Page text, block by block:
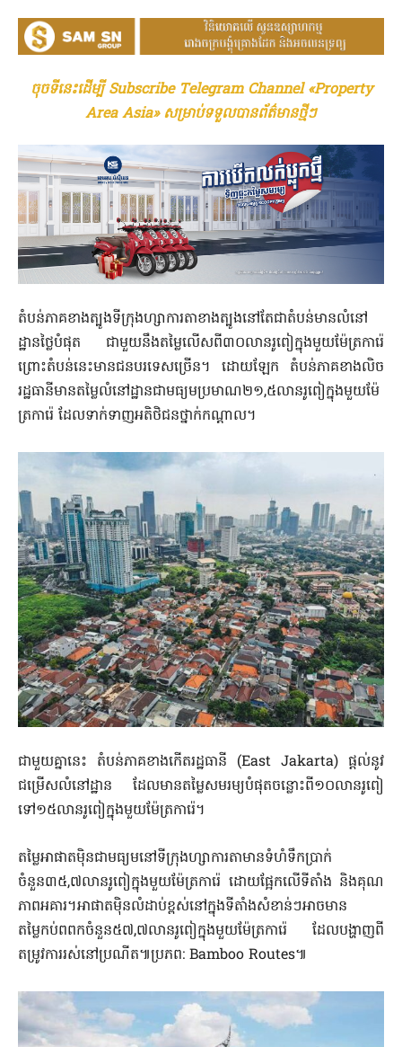
ចុចទីនេះដើម្បី Subscribe Telegram Channel «Property
Area Asia» សម្រាប់ទទួលបានព័ត៌មានថ្មីៗ
តំបន់ភាគខាងត្បូងទីក្រុងហ្សាការតាខាងត្បូងនៅតែជាតំបន់មានលំនៅ
ដ្ឋានថ្លៃបំផុត ជាមួយនឹងតម្លៃលើសពី៣០លានរូពៀក្នុងមួយម៉ែត្រការ៉េ
ព្រោះតំបន់នេះមានជនបរទេសច្រើន។ ដោយឡែក តំបន់ភាគខាងលិច
រដ្ឋធានីមានតម្លៃលំនៅដ្ឋានជាមធ្យមប្រមាណ២១,៥លានរូពៀក្នុងមួយម៉ែ
ត្រការ៉េ ដែលទាក់ទាញអតិថិជនថ្នាក់កណ្តាល។
ជាមួយគ្នានេះ តំបន់ភាគខាងកើតរដ្ឋធានី (East Jakarta) ផ្តល់នូវ
ជម្រើសលំនៅដ្ឋាន ដែលមានតម្លៃសមរម្យបំផុតចន្លោះពី១០លានរូពៀ
ទៅ១៥លានរូពៀក្នុងមួយម៉ែត្រការ៉េ។
តម្លៃអាផាតមុិនជាមធ្យមនៅទីក្រុងហ្សាការតាមានទំហំទឹកប្រាក់
ចំនួន៣៥,៧លានរូពៀក្នុងមួយម៉ែត្រការ៉េ ដោយផ្អែកលើទីតាំង និងគុណ
ភាពអគារ។អាផាតមុិនលំដាប់ខ្ពស់នៅក្នុងទីតាំងសំខាន់ៗអាចមាន
តម្លៃកប់ពពកចំនួន៥៧,៧លានរូពៀក្នុងមួយម៉ែត្រការ៉េ ដែលបង្ហាញពី
តម្រូវការរស់នៅប្រណីត៕ប្រភព: Bamboo Routes៕